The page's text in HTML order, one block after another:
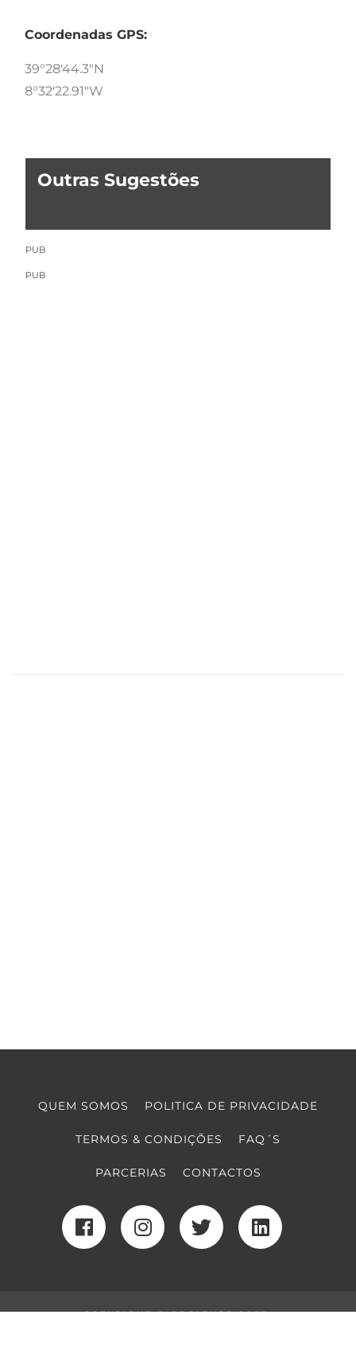
Coordenadas GPS:
39°28'44.3"N
8°32'22.91"W
Outras Sugestões
PUB
PUB
QUEM SOMOS POLITICA DE PRIVACIDADE
TERMOS & CONDIÇÕES FAQ´S
PARCERIAS CONTACTOS
COPYRIGHT © COOLTURE 2022